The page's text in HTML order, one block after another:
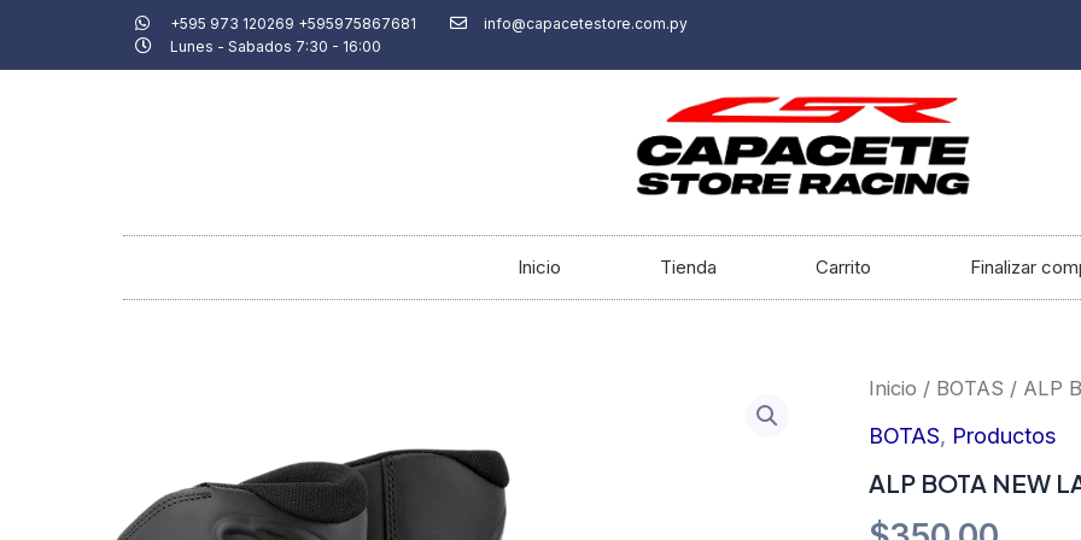
+595 973 120269 +595975867681
info@capacetestore.com.py
Lunes - Sabados 7:30 - 16:00
Inicio Tienda Carrito Finalizar
Inicio / BOTAS / ALP
BOTAS, Productos
ALP BOTA NEW
ALP
NEW
GTX
43